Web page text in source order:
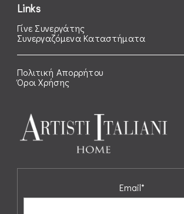
Links
Γίνε Συνεργάτης
Συνεργαζόμενα Καταστήματα
Πολιτική Απορρήτου
Όροι Χρήσης
Email*